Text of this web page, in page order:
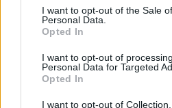
I want to opt-out of the Sale
Personal Data.
Opted In
I want to opt-out of
Personal Data for Targeted
Opted In
I want to opt-out of Collection,
SOUVISEJÍCÍ ČLÁNKY
VÍCE OD AUTORA